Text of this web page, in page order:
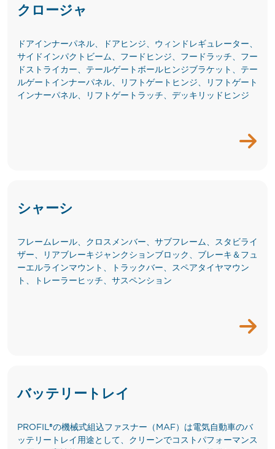
クロージャ
ドアインナーパネル、ドアヒンジ、ウィンドレギュレーター、
サイドインパクトビーム、フードヒンジ、フードラッチ、フー
ドストライカー、テールゲートボールヒンジブラケット、テー
ルゲートインナーパネル、リフトゲートヒンジ、リフトゲート
インナーパネル、リフトゲートラッチ、デッキリッドヒンジ
シャーシ
フレームレール、クロスメンバー、サブフレーム、スタビライ
ザー、リアブレーキジャンクションブロック、ブレーキ＆フュ
ーエルラインマウント、トラックバー、スペアタイヤマウン
ト、トレーラーヒッチ、サスペンション
バッテリートレイ
PROFIL®の機械式組込ファスナー（MAF）は電気自動車のバ
ッテリートレイ用途として、クリーンでコストパフォーマンス